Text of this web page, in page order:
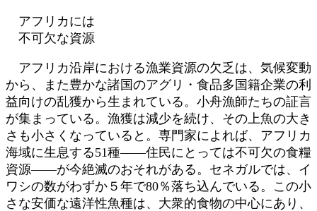
:
アフリカには
不可欠な資源
アフリカ沿岸における漁業資源の欠乏は、気候変動
から、また豊かな諸国のアグリ・食品多国籍企業の利
益向けの乱獲から生まれている。小舟漁師たちの証言
が集まっている。漁獲は減少を続け、その上魚の大き
さも小さくなっていると。専門家によれば、アフリカ
海域に生息する51種――住民にとっては不可欠の食糧
資源――が今絶滅のおそれがある。セネガルでは、イ
ワシの数がわずか５年で80％落ち込んでいる。この小
さな安価な遠洋性魚種は、大衆的食物の中心にあり、